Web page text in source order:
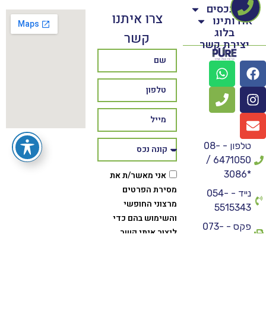
בית נכסים
אודותינו
בלוג
יצירת קשר
טלפון - 08-
6471050 /
*3086
נייד - 054-
5515343
פקס - 073-
צרו איתנו
קשר
אני מאשר/ת את
מסירת הפרטים
מרצוני החופשי
והשימוש בהם כדי
ליצור איתי קשר,